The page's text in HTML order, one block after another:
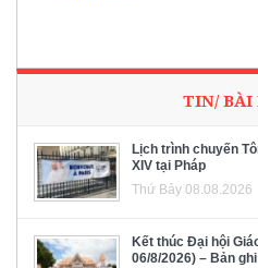
TIN/ BÀI
Lịch trình chuyến
XIV tại Pháp
Thứ Bảy 08.08.2026
Kết thúc Đại hội
06/8/2026) – Bản